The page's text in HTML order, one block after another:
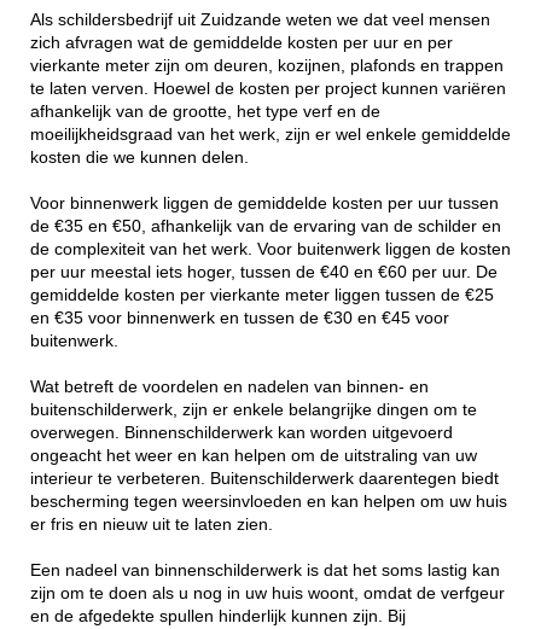
Als schildersbedrijf uit Zuidzande weten we dat veel mensen
zich afvragen wat de gemiddelde kosten per uur en per
vierkante meter zijn om deuren, kozijnen, plafonds en trappen
te laten verven. Hoewel de kosten per project kunnen variëren
afhankelijk van de grootte, het type verf en de
moeilijkheidsgraad van het werk, zijn er wel enkele gemiddelde
kosten die we kunnen delen.
Voor binnenwerk liggen de gemiddelde kosten per uur tussen
de €35 en €50, afhankelijk van de ervaring van de schilder en
de complexiteit van het werk. Voor buitenwerk liggen de kosten
per uur meestal iets hoger, tussen de €40 en €60 per uur. De
gemiddelde kosten per vierkante meter liggen tussen de €25
en €35 voor binnenwerk en tussen de €30 en €45 voor
buitenwerk.
Wat betreft de voordelen en nadelen van binnen- en
buitenschilderwerk, zijn er enkele belangrijke dingen om te
overwegen. Binnenschilderwerk kan worden uitgevoerd
ongeacht het weer en kan helpen om de uitstraling van uw
interieur te verbeteren. Buitenschilderwerk daarentegen biedt
bescherming tegen weersinvloeden en kan helpen om uw huis
er fris en nieuw uit te laten zien.
Een nadeel van binnenschilderwerk is dat het soms lastig kan
zijn om te doen als u nog in uw huis woont, omdat de verfgeur
en de afgedekte spullen hinderlijk kunnen zijn. Bij